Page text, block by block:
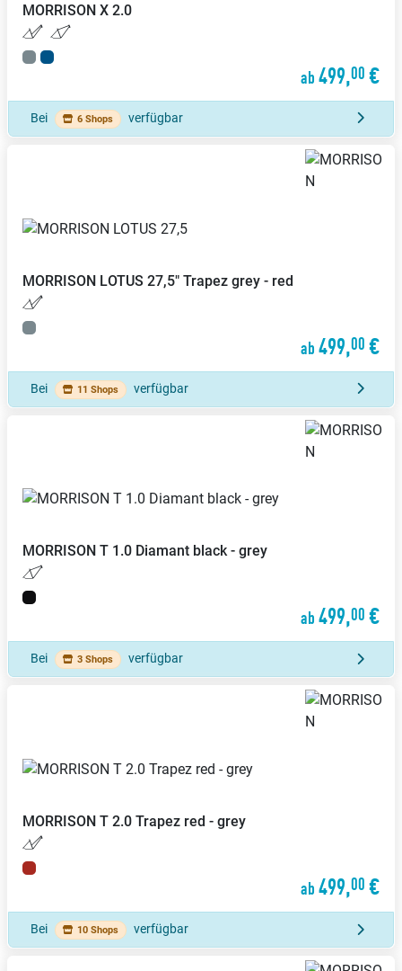
MORRISON X 2.0
ab 499,00 €
Bei 6 Shops verfügbar
MORRISON LOTUS 27,5" Trapez grey - red
ab 499,00 €
Bei 11 Shops verfügbar
MORRISON T 1.0 Diamant black - grey
ab 499,00 €
Bei 3 Shops verfügbar
MORRISON T 2.0 Trapez red - grey
ab 499,00 €
Bei 10 Shops verfügbar